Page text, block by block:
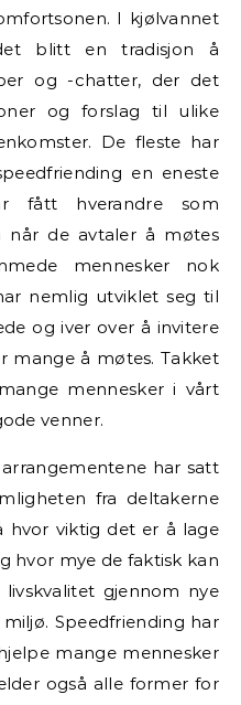
I kjølvannet
blitt en tradisjon å
og -chatter, der det
og forslag til ulike
De fleste har
en eneste
fått hverandre som
når de avtaler å møtes
mennesker nok
nemlig utviklet seg til
og iver over å invitere
mange å møtes. Takket
mennesker i vårt
venner.
har satt
fra deltakerne
viktig det er å lage
hvor mye de faktisk kan
livskvalitet gjennom nye
Speedfriending har
mange mennesker
også alle former for